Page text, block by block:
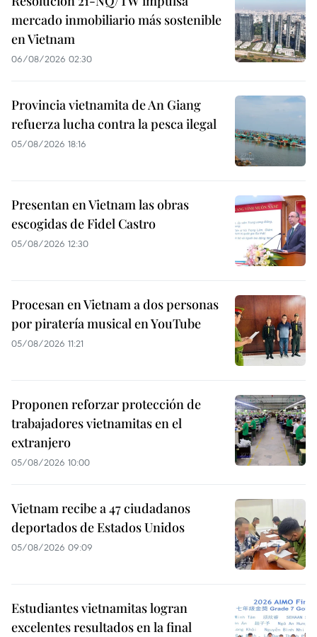
mercado inmobiliario más sostenible
en Vietnam
06/08/2026 02:30
Provincia vietnamita de An Giang
refuerza lucha contra la pesca ilegal
05/08/2026 18:16
Presentan en Vietnam las obras
escogidas de Fidel Castro
05/08/2026 12:30
Procesan en Vietnam a dos personas
por piratería musical en YouTube
05/08/2026 11:21
Proponen reforzar protección de
trabajadores vietnamitas en el
extranjero
05/08/2026 10:00
Vietnam recibe a 47 ciudadanos
deportados de Estados Unidos
05/08/2026 09:09
Estudiantes vietnamitas logran
excelentes resultados en la final